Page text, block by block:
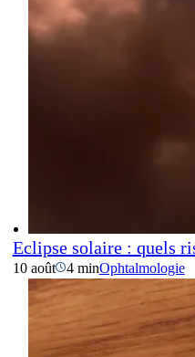
Eclipse solaire : quels
10 août 4 minOphtalmologie